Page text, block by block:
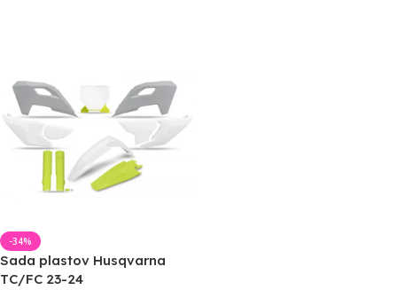
-34%
Sada plastov Husqvarna
TC/FC 23-24